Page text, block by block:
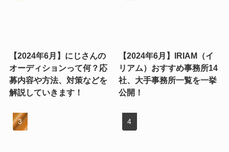
【2024年6月】にじさんの
オーディションって何？応
募内容や方法、対策などを
解説していきます！
【2024年6月】IRIAM（イ
リアム）おすすめ事務所14
社、大手事務所一覧を一挙
公開！